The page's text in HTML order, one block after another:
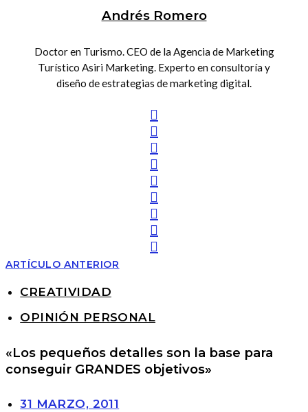
Andrés Romero
Doctor en Turismo. CEO de la Agencia de Marketing
Turístico Asiri Marketing. Experto en consultoría y
diseño de estrategias de marketing digital.
ARTÍCULO ANTERIOR
CREATIVIDAD
OPINIÓN PERSONAL
«Los pequeños detalles son la base para
conseguir GRANDES objetivos»
31 MARZO, 2011